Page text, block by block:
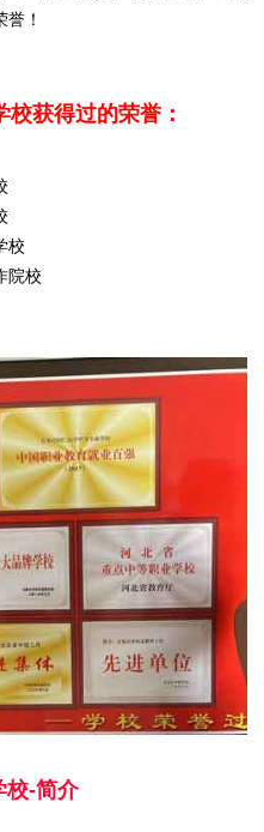
！
获得过的荣誉：
校
院校
校-简介